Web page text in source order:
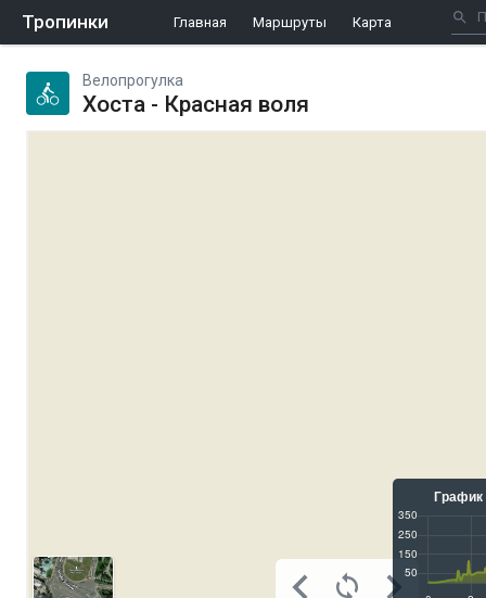
Тропинки Главная Маршруты Карта
Велопрогулка
Хоста - Красная воля